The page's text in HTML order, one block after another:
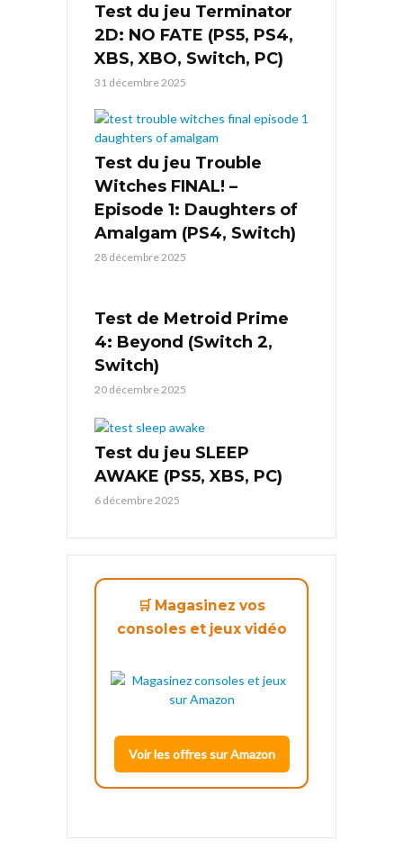
Test du jeu Terminator
2D: NO FATE (PS5, PS4,
XBS, XBO, Switch, PC)
31 décembre 2025
Test du jeu Trouble
Witches FINAL! –
Episode 1: Daughters of
Amalgam (PS4, Switch)
28 décembre 2025
Test de Metroid Prime
4: Beyond (Switch 2,
Switch)
20 décembre 2025
Test du jeu SLEEP
AWAKE (PS5, XBS, PC)
6 décembre 2025
🛒 Magasinez vos
consoles et jeux vidéo
Voir les offres sur Amazon